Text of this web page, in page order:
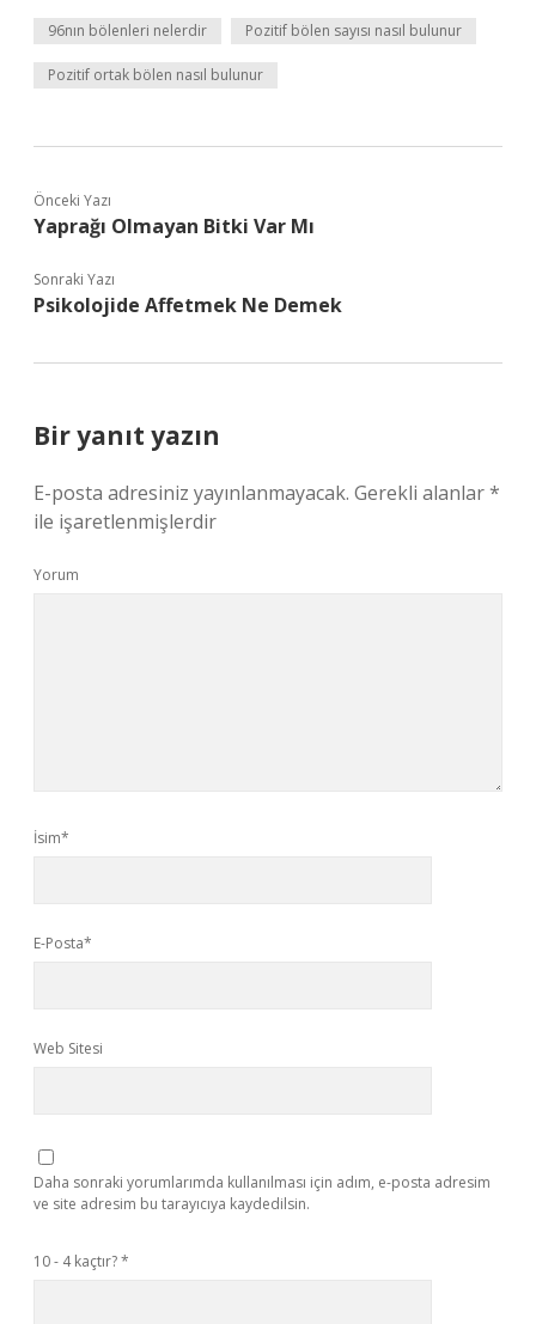
96nın bölenleri nelerdir Pozitif bölen sayısı nasıl bulunur
Pozitif ortak bölen nasıl bulunur
Önceki Yazı
Yaprağı Olmayan Bitki Var Mı
Sonraki Yazı
Psikolojide Affetmek Ne Demek
Bir yanıt yazın
E-posta adresiniz yayınlanmayacak. Gerekli alanlar*
ile işaretlenmişlerdir
Yorum
İsim*
E-Posta*
Web Sitesi
Daha sonraki yorumlarımda kullanılması için adım, e-posta adresim
ve site adresim bu tarayıcıya kaydedilsin.
10 - 4 kaçtır?*